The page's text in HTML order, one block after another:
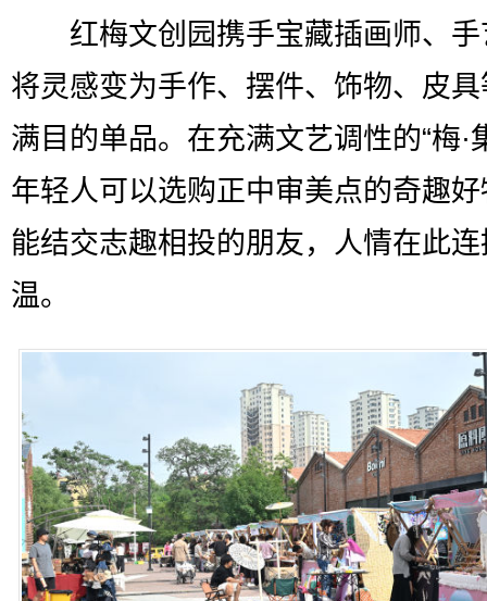
红梅文创园携手宝藏插画师、手
将灵感变为手作、摆件、饰物、皮
满目的单品。在充满文艺调性的“梅·
年轻人可以选购正中审美点的奇趣
能结交志趣相投的朋友，人情在此
温。